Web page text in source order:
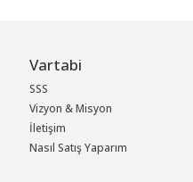
Vartabi
SSS
Vizyon & Misyon
İletişim
Nasıl Satış Yaparım